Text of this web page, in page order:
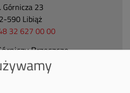
Górnicza 23
590 Libiąż
32 627 00 00
Brzeszcze
Kościuszki 1
620 Brzeszcze